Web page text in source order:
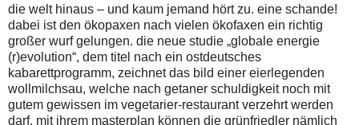
die welt hinaus – und kaum jemand hört zu. eine schande!
dabei ist den ökopaxen nach vielen ökofaxen ein richtig
großer wurf gelungen. die neue studie „globale energie
(r)evolution“, dem titel nach ein ostdeutsches
kabarettprogramm, zeichnet das bild einer eierlegenden
wollmilchsau, welche nach getaner schuldigkeit noch mit
gutem gewissen im vegetarier-restaurant verzehrt werden
darf. mit ihrem masterplan können die grünfriedler nämlich